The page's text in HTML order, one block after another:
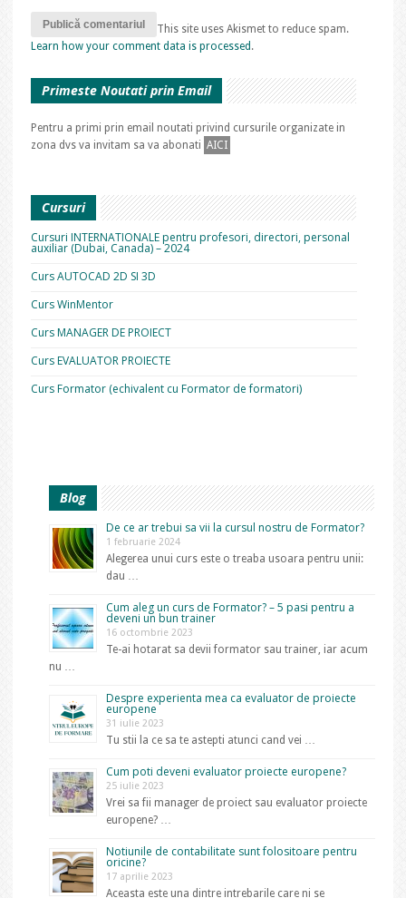
This site uses Akismet to reduce spam.
Learn how your comment data is processed .
Primeste Noutati prin Email
Pentru a primi prin email noutati privind cursurile organizate in
zona dvs va invitam sa va abonati AICI
Cursuri
Cursuri INTERNATIONALE pentru profesori, directori, personal
auxiliar (Dubai, Canada) – 2024
Curs AUTOCAD 2D SI 3D
Curs WinMentor
Curs MANAGER DE PROIECT
Curs EVALUATOR PROIECTE
Curs Formator (echivalent cu Formator de formatori)
Blog
De ce ar trebui sa vii la cursul nostru de Formator?
1 februarie 2024
Alegerea unui curs este o treaba usoara pentru unii:
dau …
Cum aleg un curs de Formator? – 5 pasi pentru a
deveni un bun trainer
16 octombrie 2023
Te-ai hotarat sa devii formator sau trainer, iar acum
nu …
Despre experienta mea ca evaluator de proiecte
europene
31 iulie 2023
Tu stii la ce sa te astepti atunci cand vei …
Cum poti deveni evaluator proiecte europene?
25 iulie 2023
Vrei sa fii manager de proiect sau evaluator proiecte
europene? …
Notiunile de contabilitate sunt folositoare pentru
oricine?
17 aprilie 2023
Aceasta este una dintre intrebarile care ni se